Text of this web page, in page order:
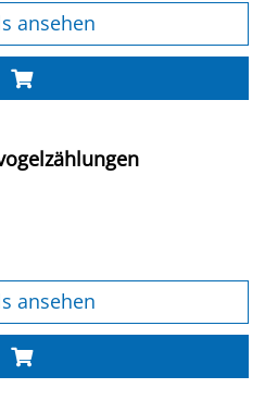
ansehen
ansehen